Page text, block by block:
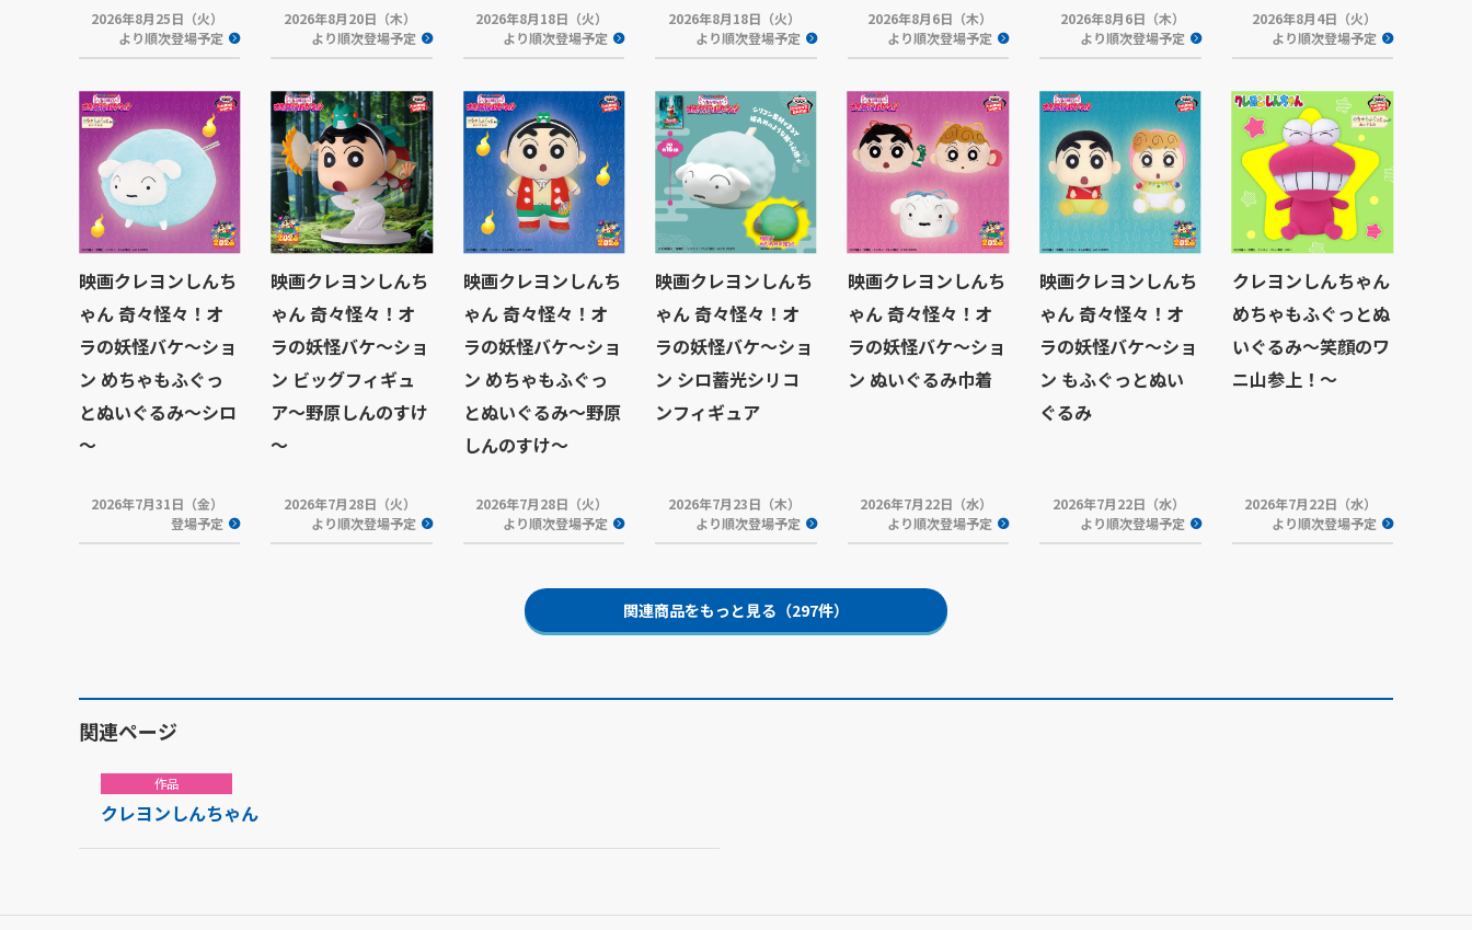
2026年8月25日（火）
より順次登場予定
2026年8月20日（木）
より順次登場予定
2026年8月18日（火）
より順次登場予定
2026年8月18日（火）
より順次登場予定
2026年8月6日（木）
より順次登場予定
2026年8月6日（木）
より順次登場予定
2026年8月4日（火）
より順次登場予定
映画クレヨンしんち
ゃん 奇々怪々！オ
ラの妖怪バケ～ショ
ン めちゃもふぐっ
とぬいぐるみ～シロ
～
2026年7月31日（金）
登場予定
映画クレヨンしんち
ゃん 奇々怪々！オ
ラの妖怪バケ～ショ
ン ビッグフィギュ
ア～野原しんのすけ
～
2026年7月28日（火）
より順次登場予定
映画クレヨンしんち
ゃん 奇々怪々！オ
ラの妖怪バケ～ショ
ン めちゃもふぐっ
とぬいぐるみ～野原
しんのすけ～
2026年7月28日（火）
より順次登場予定
映画クレヨンしんち
ゃん 奇々怪々！オ
ラの妖怪バケ～ショ
ン シロ蓄光シリコ
ンフィギュア
2026年7月23日（木）
より順次登場予定
映画クレヨンしんち
ゃん 奇々怪々！オ
ラの妖怪バケ～ショ
ン ぬいぐるみ巾着
2026年7月22日（水）
より順次登場予定
映画クレヨンしんち
ゃん 奇々怪々！オ
ラの妖怪バケ～ショ
ン もふぐっとぬい
ぐるみ
2026年7月22日（水）
より順次登場予定
クレヨンしんちゃん
めちゃもふぐっとぬ
いぐるみ～笑顔のワ
ニ山参上！～
2026年7月22日（水）
より順次登場予定
関連商品をもっと見る（297件）
関連ページ
作品
クレヨンしんちゃん